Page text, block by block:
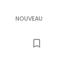
NOUVEAU